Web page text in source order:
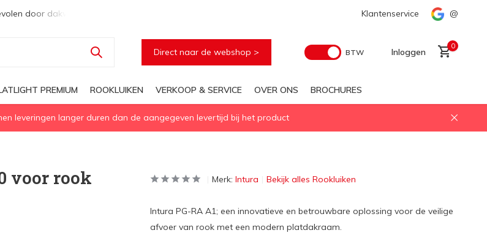
door dakwerkers, aannemers en architecten Voor elke geïsoleerd daglichtoplossing Snelle levering
Klantenservice @
Direct naar de webshop > BTW Inloggen
0
PREMIUM ROOKLUIKEN VERKOOP & SERVICE OVER ONS BROCHURES
leveringen langer duren dan de aangegeven levertijd bij het product
voor rook
Merk: Intura Bekijk alles Rookluiken
Intura PG-RA A1; een innovatieve en betrouwbare oplossing voor de veilige
afvoer van rook met een modern platdakraam.